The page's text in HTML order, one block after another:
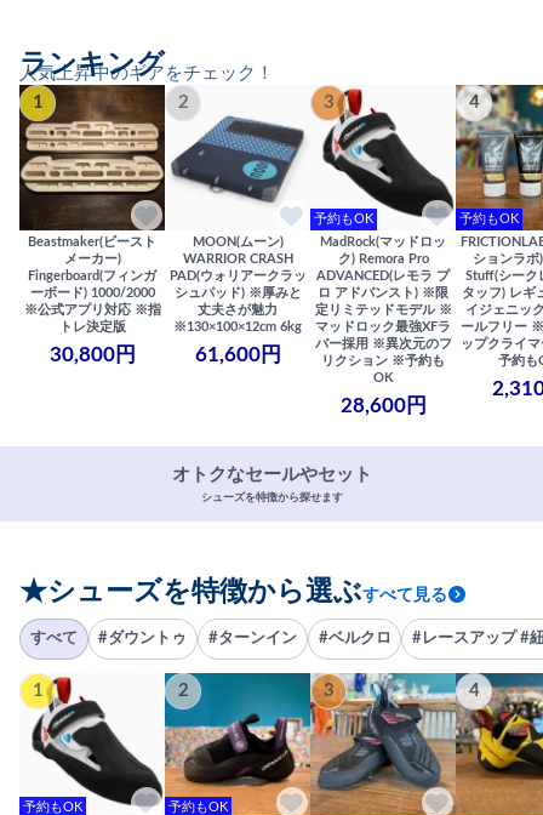
人気上昇中のギアをチェック！
ランキング
1
Beastmaker(ビースト
メーカー)
Fingerboard(フィンガ
ーボード) 1000/2000
※公式アプリ対応 ※指
トレ決定版
30,800円
2
MOON(ムーン)
WARRIOR CRASH
PAD(ウォリアークラッ
シュパッド) ※厚みと
丈夫さが魅力
※130×100×12cm 6kg
61,600円
3
予約もOK
MadRock(マッドロッ
ク) Remora Pro
ADVANCED(レモラ プ
ロ アドバンスト) ※限
定リミテッドモデル ※
マッドロック最強XFラ
バー採用 ※異次元のフ
リクション ※予約も
OK
28,600円
4
予約もOK
ションラボ
Stuff(シーク
タッフ) レギ
イジェニッ
ールフリー
ップクライ
予約も
オトクなセールやセット
シューズを特徴から探せます
★シューズを特徴から選ぶすべて見る
すべて #ダウントゥ #ターンイン #ベルクロ #レースアップ #
1
予約もOK
2
予約もOK
3 4